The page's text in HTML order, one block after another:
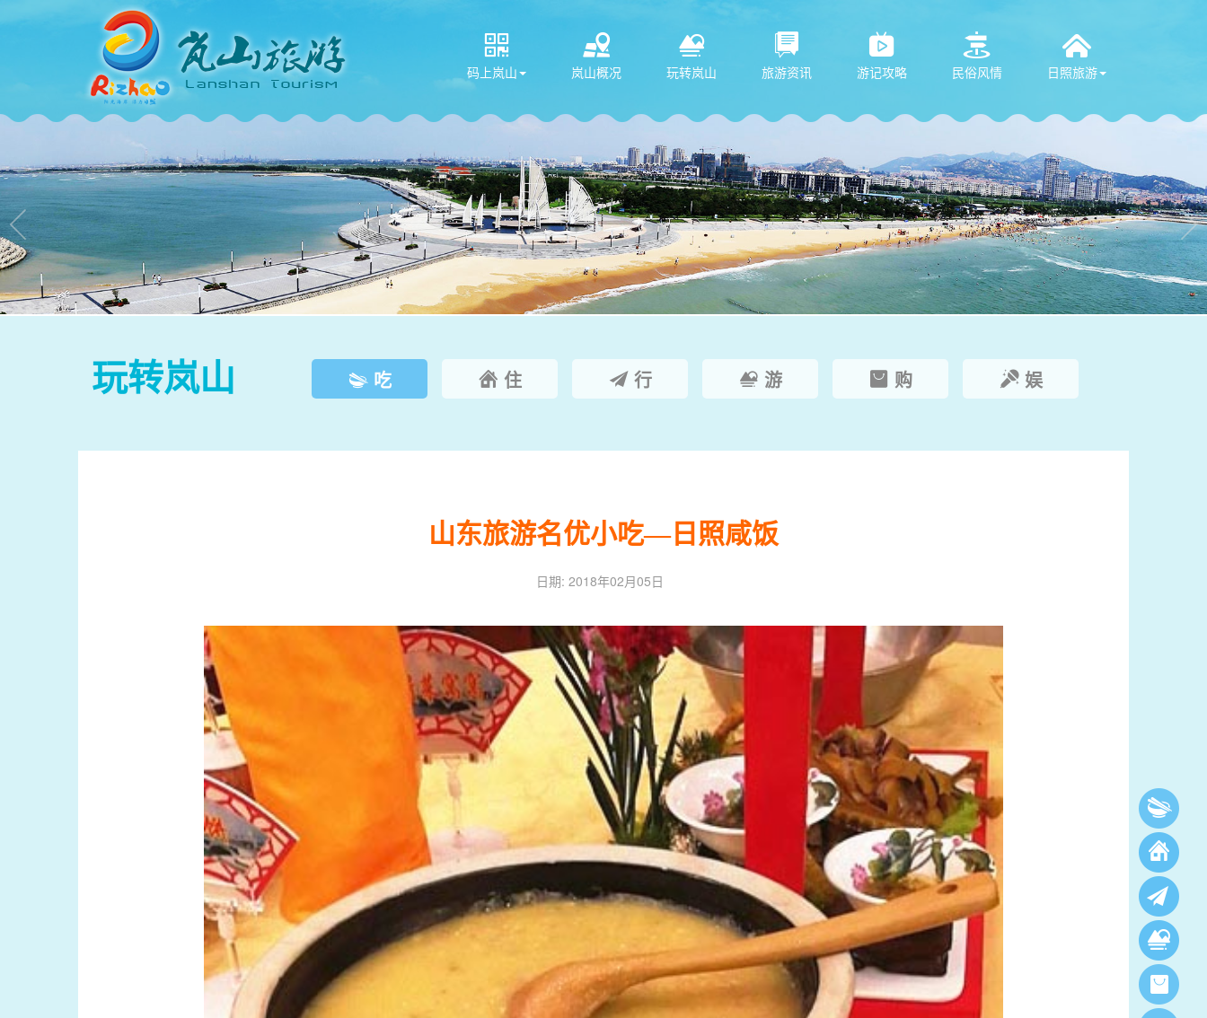

码上岚山

岚山概况

玩转岚山

旅游资讯

游记攻略

民俗风情

日照旅游
 
玩转岚山  吃  住  行  游  购  娱
山东旅游名优小吃—日照咸饭
日期: 2018年02月05日